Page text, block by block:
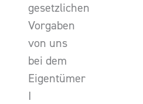
gesetzlichen
Vorgaben
von uns
bei dem
Eigentümer
I